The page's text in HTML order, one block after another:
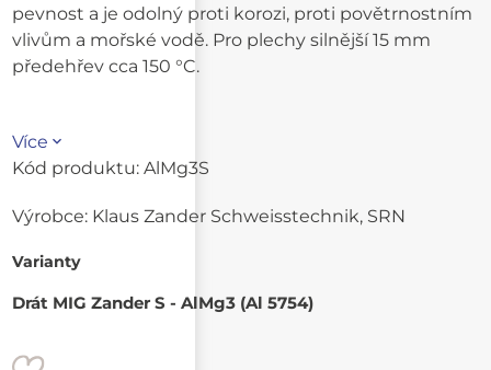
pevnost a je odolný proti korozi, proti povětrnostním
vlivům a mořské vodě. Pro plechy silnější 15 mm
předehřev cca 150 °C.
Více
Kód produktu: AlMg3S
Výrobce: Klaus Zander Schweisstechnik, SRN
Varianty
Drát MIG Zander S - AlMg3 (Al 5754)